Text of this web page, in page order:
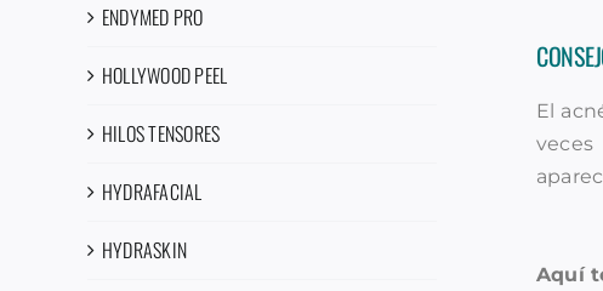
El
veces
Aquí
ENDYMED PRO
HOLLYWOOD PEEL
HILOS TENSORES
HYDRAFACIAL
HYDRASKIN